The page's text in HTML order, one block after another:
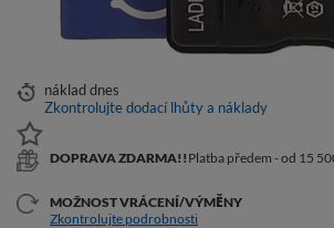
nákladdnes
Zkontrolujte dodací lhůty a náklady
DOPRAVA ZDARMA!! Platba předem - od 15
MOŽNOST VRÁCENÍ/VÝMĚNY
Zkontrolujte podrobnosti